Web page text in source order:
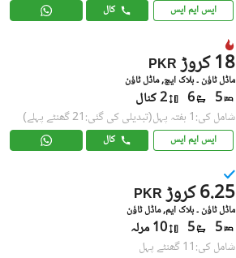
ایس ایم ایس کال
PKR 18 کروڑ
ماڈل ٹاؤن ۔ بلاک ایچ, ماڈل ٹاؤن
5
6 2 کنال
شامل کی:1 ہفتہ پہل (تبدیلی کی گئی:21 گھنٹے پہلے)
ایس ایم ایس کال
PKR 6.25 کروڑ
ماڈل ٹاؤن ۔ بلاک ایم, ماڈل ٹاؤن
5
5 10 مرلہ
شامل کی:11 گھنٹے پہل